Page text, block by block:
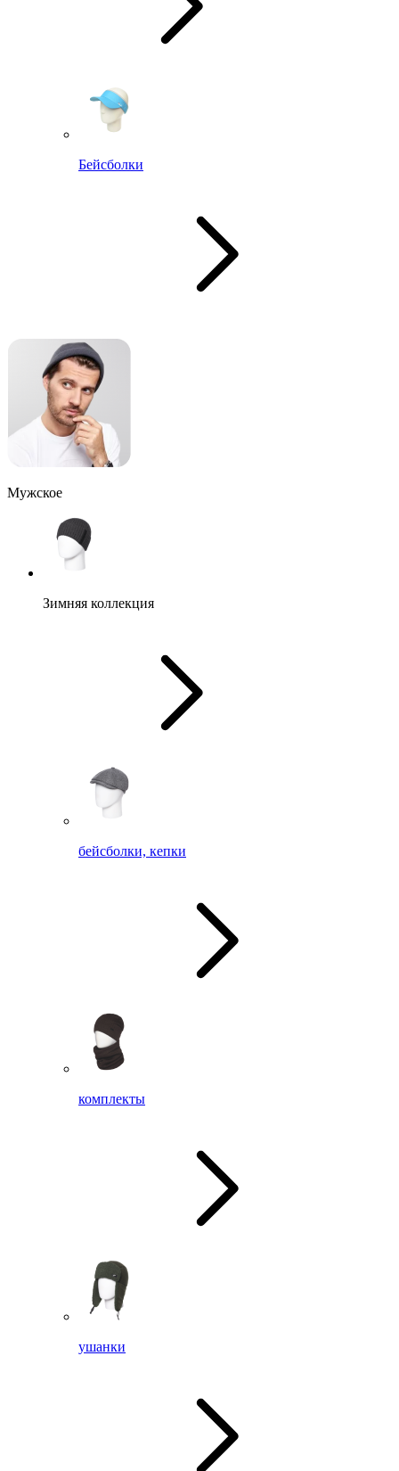
Бейсболки
Мужское
Зимняя коллекция
бейсболки, кепки
комплекты
ушанки